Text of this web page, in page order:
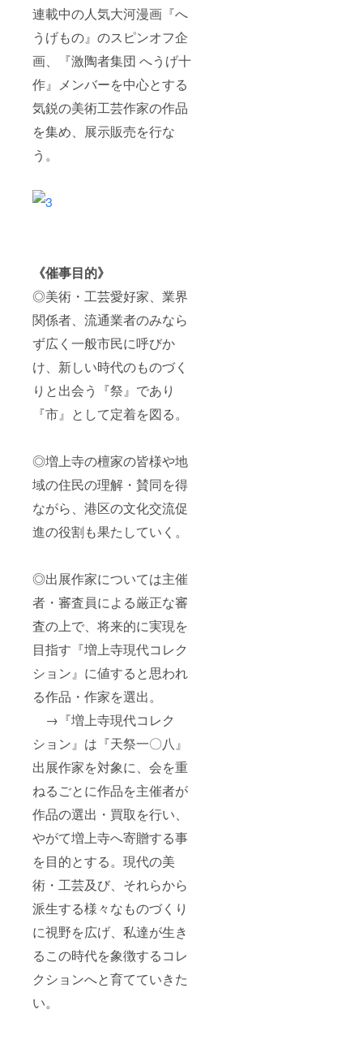
連載中の人気大河漫画『へ
うげもの』のスピンオフ企
画、『激陶者集団 へうげ十
作』メンバーを中心とする
気鋭の美術工芸作家の作品
を集め、展示販売を行な
う。
《催事目的》
◎美術・工芸愛好家、業界
関係者、流通業者のみなら
ず広く一般市民に呼びか
け、新しい時代のものづく
りと出会う『祭』であり
『市』として定着を図る。
◎増上寺の檀家の皆様や地
域の住民の理解・賛同を得
ながら、港区の文化交流促
進の役割も果たしていく。
◎出展作家については主催
者・審査員による厳正な審
査の上で、将来的に実現を
目指す『増上寺現代コレク
ション』に値すると思われ
る作品・作家を選出。
→『増上寺現代コレク
ション』は『天祭一〇八』
出展作家を対象に、会を重
ねるごとに作品を主催者が
作品の選出・買取を行い、
やがて増上寺へ寄贈する事
を目的とする。現代の美
術・工芸及び、それらから
派生する様々なものづくり
に視野を広げ、私達が生き
るこの時代を象徴するコレ
クションへと育てていきた
い。